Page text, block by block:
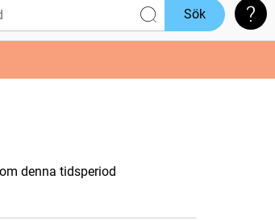
Sök
denna tidsperiod